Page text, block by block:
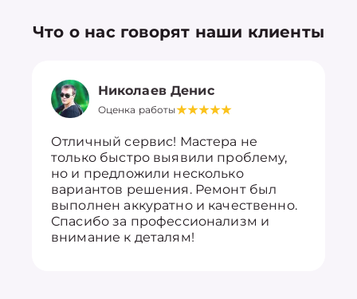
Что о нас говорят наши клиенты
Николаев Денис
Оценка работы
Отличный сервис! Мастера не
только быстро выявили проблему,
но и предложили несколько
вариантов решения. Ремонт был
выполнен аккуратно и качественно.
Спасибо за профессионализм и
внимание к деталям!